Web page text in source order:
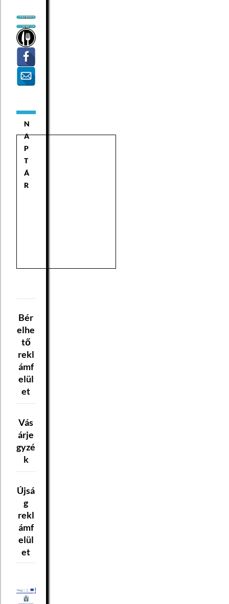
N
A
P
T
Á
R
Bér
elhe
tő
rekl
ámf
elül
et
Vás
árje
gyzé
k
Újsá
g
rekl
ámf
elül
et